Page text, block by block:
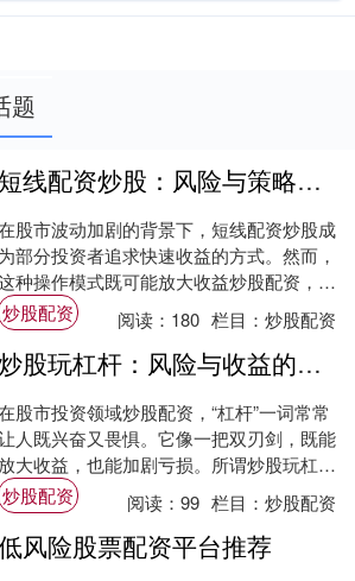
题
短线配资炒股：风险与策略解析
股市波动加剧的背景下，短线配资炒股成
为部分投资者追求快速收益的方式。然而，
种操作模式既可能放大收益炒股配资，也
含着较高风险。本文将从风险与策略两个
维度，客....
炒股配资 阅读： 180 栏目：炒股配资
炒股玩杠杆：风险与收益的博弈
股市投资领域炒股配资，“杠杆”一词常常
人既兴奋又畏惧。它像一把双刃剑，既能
放大收益，也能加剧亏损。所谓炒股玩杠
，本质上就是借用资金进行投资，以较小
的本金撬....
炒股配资 阅读：99 栏目：炒股配资
风险股票配资平台推荐